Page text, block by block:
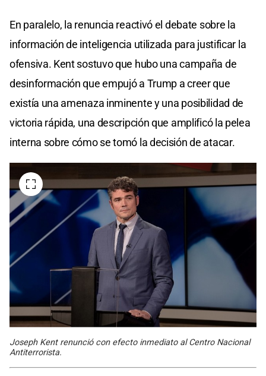
En paralelo, la renuncia reactivó el debate sobre la
información de inteligencia utilizada para justificar la
ofensiva. Kent sostuvo que hubo una campaña de
desinformación que empujó a Trump a creer que
existía una amenaza inminente y una posibilidad de
victoria rápida, una descripción que amplificó la pelea
interna sobre cómo se tomó la decisión de atacar.
Joseph Kent renunció con efecto inmediato al Centro Nacional
Antiterrorista.